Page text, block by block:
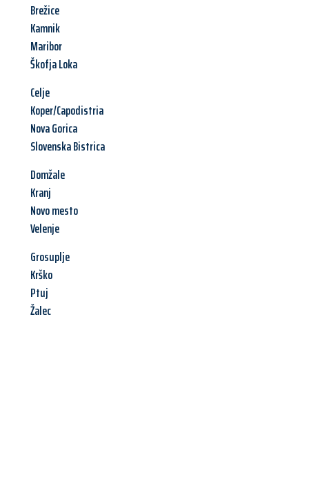
Brežice
Kamnik
Maribor
Škofja Loka
Celje
Koper/Capodistria
Nova Gorica
Slovenska Bistrica
Domžale
Kranj
Novo mesto
Velenje
Grosuplje
Krško
Ptuj
Žalec